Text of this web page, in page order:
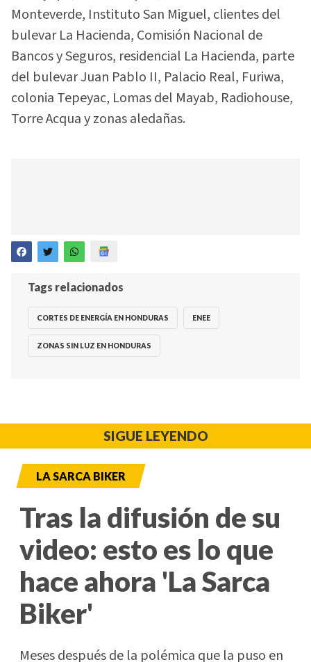
Monteverde, Instituto San Miguel, clientes del
bulevar La Hacienda, Comisión Nacional de
Bancos y Seguros, residencial La Hacienda, parte
del bulevar Juan Pablo II, Palacio Real, Furiwa,
colonia Tepeyac, Lomas del Mayab, Radiohouse,
Torre Acqua y zonas aledañas.
Tags relacionados
CORTES DE ENERGÍA EN HONDURAS ENEE
ZONAS SIN LUZ EN HONDURAS
SIGUE LEYENDO
LA SARCA BIKER
Tras la difusión de su
video: esto es lo que
hace ahora 'La Sarca
Biker'
Meses después de la polémica que la puso en